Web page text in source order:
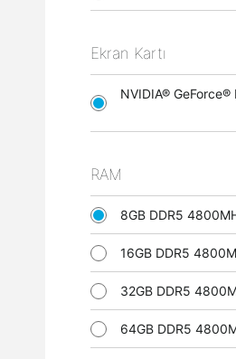
Ekran Kartı
NVIDIA®
RAM
8GB DDR5
16GB DDR5
32GB DDR5
64GB DDR5